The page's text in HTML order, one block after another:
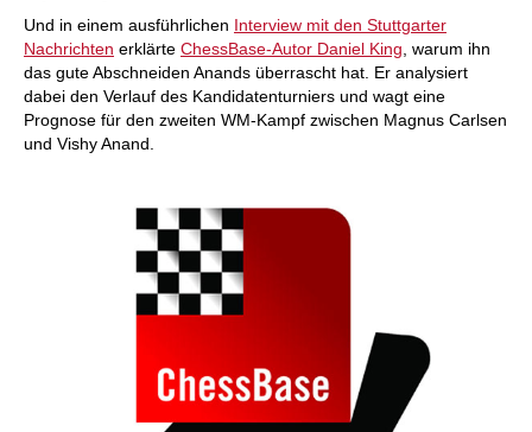
Und in einem ausführlichen Interview mit den Stuttgarter
Nachrichten erklärte ChessBase-Autor Daniel King , warum ihn
das gute Abschneiden Anands überrascht hat. Er analysiert
dabei den Verlauf des Kandidatenturniers und wagt eine
Prognose für den zweiten WM-Kampf zwischen Magnus Carlsen
und Vishy Anand.